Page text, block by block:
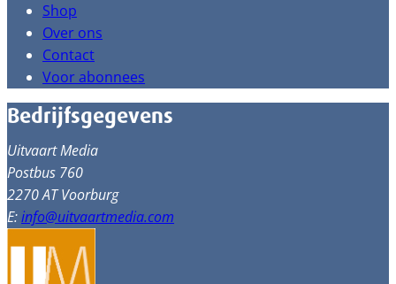
Shop
Over ons
Contact
Voor abonnees
Bedrijfsgegevens
Uitvaart Media
Postbus 760
2270 AT Voorburg
E:info@uitvaartmedia.com